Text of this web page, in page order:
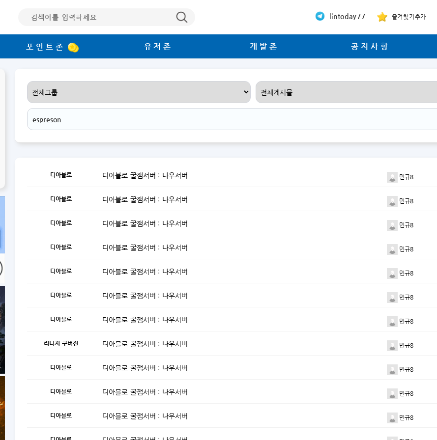
lintoday77 즐겨찾기추가
포인트존 유저존 개발존 공지사항
디아블로 디아블로 꿀잼서버 : 나우서버 민규8
디아블로 디아블로 꿀잼서버 : 나우서버 민규8
디아블로 디아블로 꿀잼서버 : 나우서버 민규8
디아블로 디아블로 꿀잼서버 : 나우서버 민규8
디아블로 디아블로 꿀잼서버 : 나우서버 민규8
디아블로 디아블로 꿀잼서버 : 나우서버 민규8
디아블로 디아블로 꿀잼서버 : 나우서버 민규8
리니지 구버전 디아블로 꿀잼서버 : 나우서버 민규8
디아블로 디아블로 꿀잼서버 : 나우서버 민규8
디아블로 디아블로 꿀잼서버 : 나우서버 민규8
디아블로 디아블로 꿀잼서버 : 나우서버 민규8